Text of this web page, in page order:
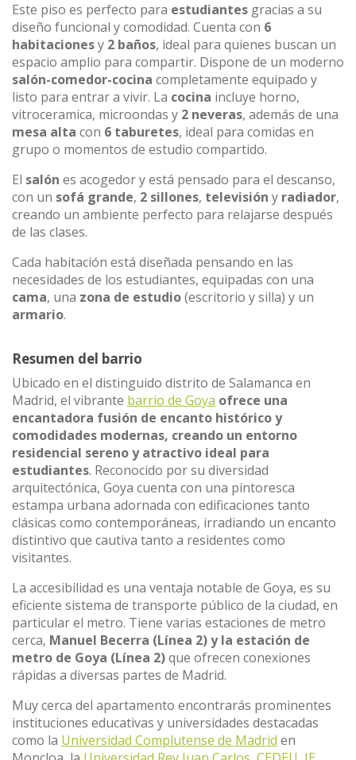
Este piso es perfecto para estudiantes gracias a su
diseño funcional y comodidad. Cuenta con 6
habitacionesy 2 baños, ideal para quienes buscan un
espacio amplio para compartir. Dispone de un moderno
salón-comedor-cocina completamente equipado y
listo para entrar a vivir. La cocina incluye horno,
vitroceramica, microondas y 2 neveras, además de una
mesa alta con 6 taburetes, ideal para comidas en
grupo o momentos de estudio compartido.
El salón es acogedor y está pensado para el descanso,
con un sofá grande, 2 sillones, televisión y radiador,
creando un ambiente perfecto para relajarse después
de las clases.
Cada habitación está diseñada pensando en las
necesidades de los estudiantes, equipadas con una
cama, una zona de estudio(escritorio y silla) y un
armario.
Resumen del barrio
Ubicado en el distinguido distrito de Salamanca en
Madrid, el vibrante barrio de Goya ofrece una
encantadora fusión de encanto histórico y
comodidades modernas, creando un entorno
residencial sereno y atractivo ideal para
estudiantes. Reconocido por su diversidad
arquitectónica, Goya cuenta con una pintoresca
estampa urbana adornada con edificaciones tanto
clásicas como contemporáneas, irradiando un encanto
distintivo que cautiva tanto a residentes como
visitantes.
La accesibilidad es una ventaja notable de Goya, es su
eficiente sistema de transporte público de la ciudad, en
particular el metro. Tiene varias estaciones de metro
cerca, Manuel Becerra (Línea 2) y la estación de
metro de Goya (Línea 2)que ofrecen conexiones
rápidas a diversas partes de Madrid.
Muy cerca del apartamento encontrarás prominentes
instituciones educativas y universidades destacadas
como la Universidad Complutense de Madrid en